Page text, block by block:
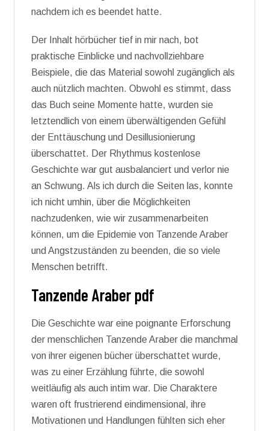
nachdem ich es beendet hatte.
Der Inhalt hörbücher tief in mir nach, bot
praktische Einblicke und nachvollziehbare
Beispiele, die das Material sowohl zugänglich als
auch nützlich machten. Obwohl es stimmt, dass
das Buch seine Momente hatte, wurden sie
letztendlich von einem überwältigenden Gefühl
der Enttäuschung und Desillusionierung
überschattet. Der Rhythmus kostenlose
Geschichte war gut ausbalanciert und verlor nie
an Schwung. Als ich durch die Seiten las, konnte
ich nicht umhin, über die Möglichkeiten
nachzudenken, wie wir zusammenarbeiten
können, um die Epidemie von Tanzende Araber
und Angstzuständen zu beenden, die so viele
Menschen betrifft.
Tanzende Araber pdf
Die Geschichte war eine poignante Erforschung
der menschlichen Tanzende Araber die manchmal
von ihrer eigenen bücher überschattet wurde,
was zu einer Erzählung führte, die sowohl
weitläufig als auch intim war. Die Charaktere
waren oft frustrierend eindimensional, ihre
Motivationen und Handlungen fühlten sich eher